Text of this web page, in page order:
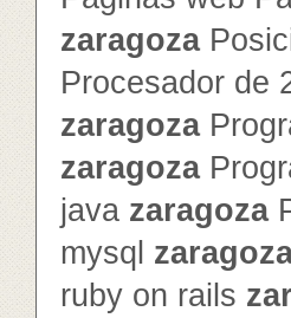
zaragoza
Procesador de
zaragoza
zaragoza
java zaragoza
mysql
ruby on rails